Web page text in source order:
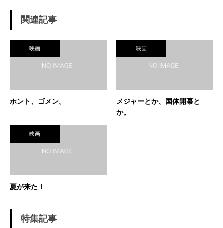
関連記事
映画
ホント、ゴメン。
映画
メジャーとか、国体開幕と
か。
映画
夏が来た！
特集記事